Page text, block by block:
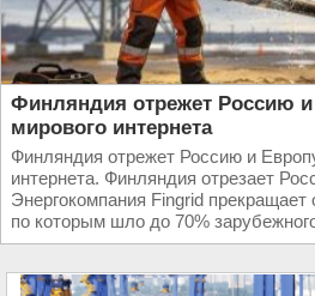
Финляндия отрежет Россию и
мирового интернета
Финляндия отрежет Россию и
интернета. Финляндия отрезает
Энергокомпания Fingrid
по которым шло до 70%